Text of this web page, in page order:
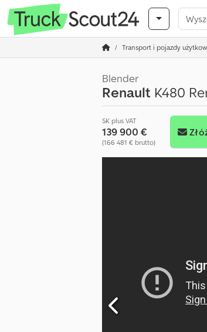
Transport i pojazdy
Blender
Renault K480
SK plus VAT
139 900 €
(166 481 € brutto)